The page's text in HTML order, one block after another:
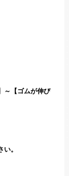
～【ゴムが伸び
。